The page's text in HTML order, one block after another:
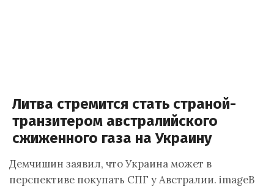
Литва стремится стать страной-
транзитером австралийского
сжиженного газа на Украину
Демчишин заявил, что Украина может в
перспективе покупать СПГ у Австралии. imageВ